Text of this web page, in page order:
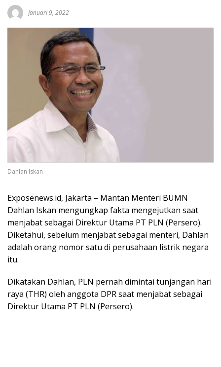
Januari 9, 2022
Dahlan Iskan
Exposenews.id, Jakarta – Mantan Menteri BUMN
Dahlan Iskan mengungkap fakta mengejutkan saat
menjabat sebagai Direktur Utama PT PLN (Persero).
Diketahui, sebelum menjabat sebagai menteri, Dahlan
adalah orang nomor satu di perusahaan listrik negara
itu.
Dikatakan Dahlan, PLN pernah dimintai tunjangan hari
raya (THR) oleh anggota DPR saat menjabat sebagai
Direktur Utama PT PLN (Persero).